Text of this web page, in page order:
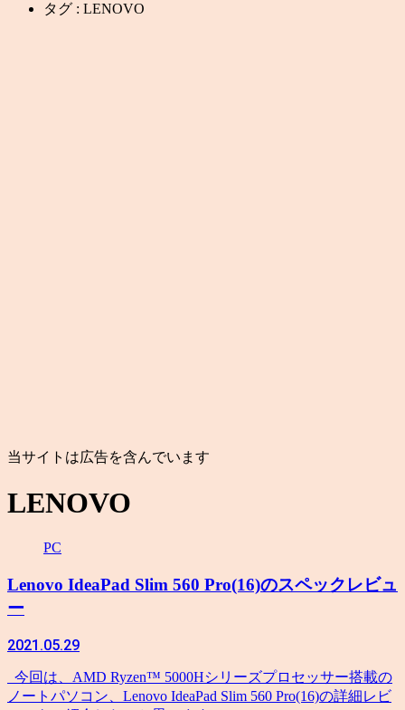
タグ : LENOVO
当サイトは広告を含んでいます
LENOVO
PC
Lenovo IdeaPad Slim 560 Pro(16)のスペックレビュ
ー
2021.05.29
今回は、AMD Ryzen™ 5000Hシリーズプロセッサー搭載の
ノートパソコン、Lenovo IdeaPad Slim 560 Pro(16)の詳細レビ